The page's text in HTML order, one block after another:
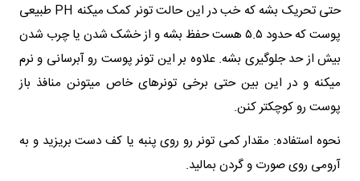
حتی تحریک بشه که خب در این حالت تونر کمک میکنه PH طبیعی
پوست که حدود ۵.۵ هست حفظ بشه و از خشک شدن یا چرب شدن
بیش از حد جلوگیری بشه. علاوه بر این تونر پوست رو آبرسانی و نرم
میکنه و در این بین حتی برخی تونرهای خاص میتونن منافذ باز
پوست رو کوچکتر کنن.
نحوه استفاده: مقدار کمی تونر رو روی پنبه یا کف دست بریزید و به
آرومی روی صورت و گردن بمالید.